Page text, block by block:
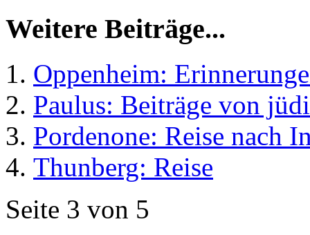
Weitere Beiträge...
Oppenheim:
Paulus: Beiträge von
Pordenone: Reise nach
Thunberg: Reise
Seite 3 von 5